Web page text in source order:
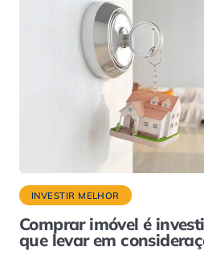
INVESTIR MELHOR
Comprar imóvel é
que levar em